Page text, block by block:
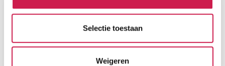
Selectie toestaan
Weigeren